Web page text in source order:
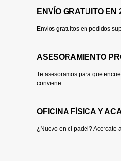
ENVÍO GRATUITO EN
Envios gratuitos en pedidos
ASESORAMIENTO
Te asesoramos para que
conviene
OFICINA FÍSICA Y
¿Nuevo en el padel? Acercate